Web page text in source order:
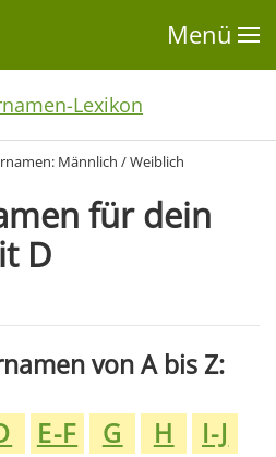
Menü
Lexikon
Männlich / Weiblich
für dein
D
von A bis Z:
E-F G H
I-J